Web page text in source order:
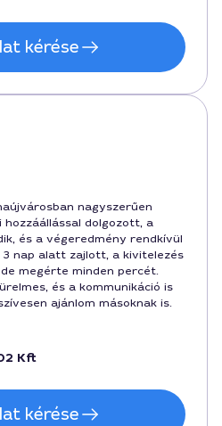
kérése
nagyszerűen
dolgozott, a
és a végeredmény rendkívül
nap alatt zajlott, a kivitelezés
megérte minden percét.
és a kommunikáció is
ajánlom másoknak is.
Kft
kérése